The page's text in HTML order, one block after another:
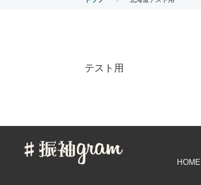
テスト用
HOME